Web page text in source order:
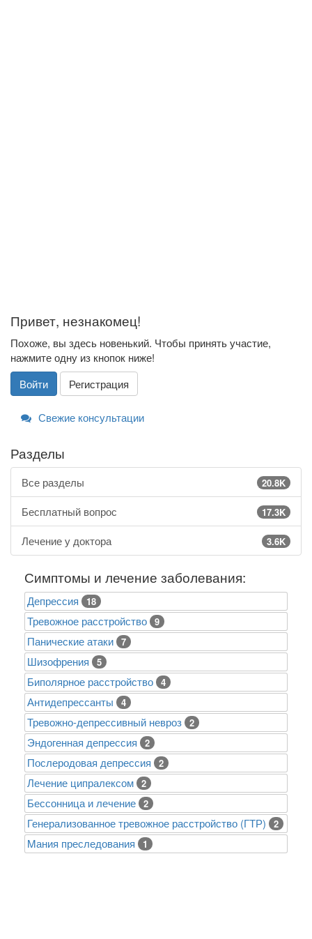
Привет, незнакомец!
Похоже, вы здесь новенький. Чтобы принять участие,
нажмите одну из кнопок ниже!
Войти
Регистрация
Свежие консультации
Разделы
Все разделы 20.8K
Бесплатный вопрос 17.3K
Лечение у доктора 3.6K
Симптомы и лечение заболевания:
Депрессия 18
Тревожное расстройство 9
Панические атаки 7
Шизофрения 5
Биполярное расстройство 4
Антидепрессанты 4
Тревожно-депрессивный невроз 2
Эндогенная депрессия 2
Послеродовая депрессия 2
Лечение ципралексом 2
Бессонница и лечение 2
Генерализованное тревожное расстройство (ГТР) 2
Mания преследования 1